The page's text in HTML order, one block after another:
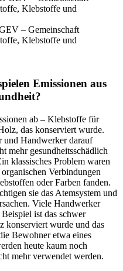
– Gemeinschaft
Klebstoffe und
Emissionen aus
ab – Klebstoffe für
das konserviert wurde.
und Handwerker darauf
mehr gesundheitsschädlich
klassisches Problem waren
Verbindungen
oder Farben fanden.
sie das Atemsystem und
Viele Handwerker
ist das schwer
konserviert wurde und das
Bewohner etwa eines
heute kaum noch
mehr verwendet werden.